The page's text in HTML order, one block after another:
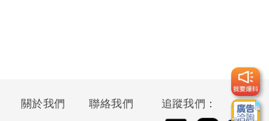
關於我們
聯絡我們
追蹤我們：